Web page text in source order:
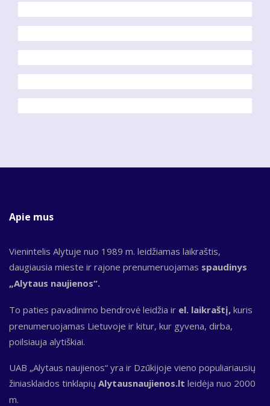
Apie mus
Vienintelis Alytuje nuo 1989 m. leidžiamas laikraštis,
daugiausia mieste ir rajone prenumeruojamas spaudinys
„Alytaus naujienos“.
To paties pavadinimo bendrovė leidžia ir el. laikraštį, kuris
prenumeruojamas Lietuvoje ir kitur, kur gyvena, dirba,
poilsiauja alytiškiai.
UAB „Alytaus naujienos“ yra ir Dzūkijoje vieno populiariausių
žiniasklaidos tinklapių Alytausnaujienos.lt leidėja nuo 2000
m.